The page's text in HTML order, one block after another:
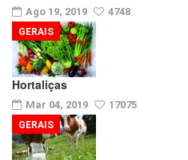
Ago 19, 2019 4748
Hortaliças
Mar 04, 2019 17075
GERAIS
GERAIS